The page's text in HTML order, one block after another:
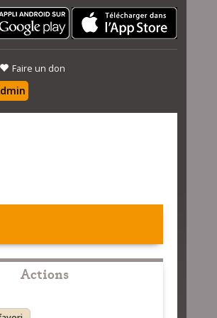
Faire un don
Actions